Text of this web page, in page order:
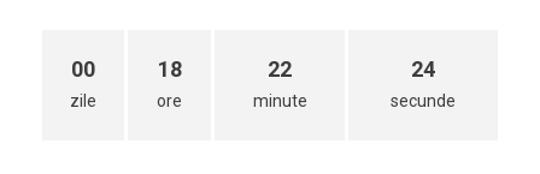
00
zile
18
ore
22
minute
23
secunde